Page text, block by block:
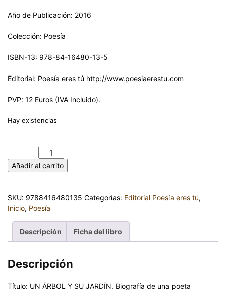
Año de Publicación: 2016
Colección: Poesía
ISBN-13: 978-84-16480-13-5
Editorial: Poesía eres tú http://www.poesiaerestu.com
PVP: 12 Euros (IVA Incluido).
Hay existencias
Añadir al carrito
SKU: 9788416480135 Categorías: Editorial Poesía eres tú,
Inicio, Poesía
Descripción Ficha del libro
Descripción
Título: UN ÁRBOL Y SU JARDÍN. Biografía de una poeta